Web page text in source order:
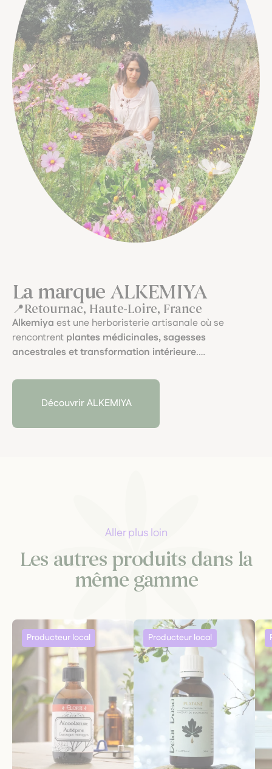
La marque ALKEMIYA
Retournac, Haute-Loire, France
Alkemiya est une herboristerie artisanale où se
rencontrent plantes médicinales, sagesses
ancestrales et transformation intérieure.
d’origine libanaise, elle développe des préparations
sensibles mêlant terrain thérapeutique, intuition et
rituels végétaux .
De la graine au flacon, chaque élixir, tisane ou double
Découvrir ALKEMIYA
Aller plus loin
Les autres produits dans la
même gamme